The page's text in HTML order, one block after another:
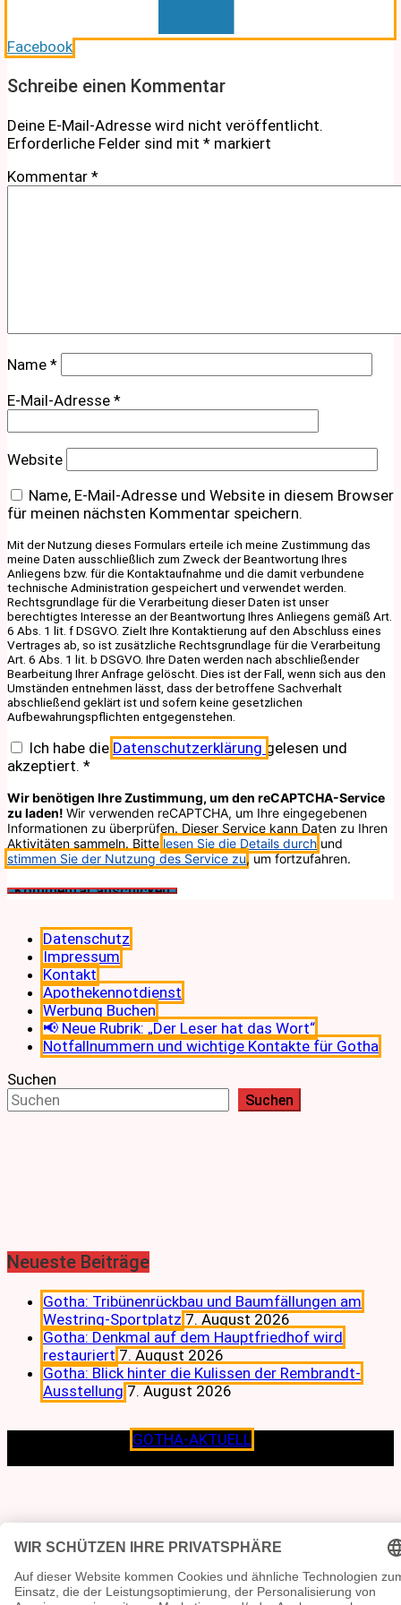
Facebook
Schreibe einen Kommentar
Deine E-Mail-Adresse wird nicht veröffentlicht.
Erforderliche Felder sind mit * markiert
Kommentar *
Name *
E-Mail-Adresse *
Website
Name, E-Mail-Adresse und Website in diesem Browser
für meinen nächsten Kommentar speichern.
Mit der Nutzung dieses Formulars erteile ich meine Zustimmung das
meine Daten ausschließlich zum Zweck der Beantwortung Ihres
Anliegens bzw. für die Kontaktaufnahme und die damit verbundene
technische Administration gespeichert und verwendet werden.
Rechtsgrundlage für die Verarbeitung dieser Daten ist unser
berechtigtes Interesse an der Beantwortung Ihres Anliegens gemäß Art.
6 Abs. 1 lit. f DSGVO. Zielt Ihre Kontaktierung auf den Abschluss eines
Vertrages ab, so ist zusätzliche Rechtsgrundlage für die Verarbeitung
Art. 6 Abs. 1 lit. b DSGVO. Ihre Daten werden nach abschließender
Bearbeitung Ihrer Anfrage gelöscht. Dies ist der Fall, wenn sich aus den
Umständen entnehmen lässt, dass der betroffene Sachverhalt
abschließend geklärt ist und sofern keine gesetzlichen
Aufbewahrungspflichten entgegenstehen.
Ich habe die Datenschutzerklärung gelesen und
akzeptiert. *
Wir benötigen Ihre Zustimmung, um den reCAPTCHA-Service
zu laden! Wir verwenden reCAPTCHA, um Ihre eingegebenen
Informationen zu überprüfen. Dieser Service kann Daten zu Ihren
Aktivitäten sammeln. Bitte lesen Sie die Details durch und
stimmen Sie der Nutzung des Service zu, um fortzufahren.
Datenschutz
Impressum
Kontakt
Apothekennotdienst
Werbung Buchen
📢 Neue Rubrik: „Der Leser hat das Wort“
Notfallnummern und wichtige Kontakte für Gotha
Suchen
Suchen
Neueste Beiträge
Gotha: Tribünenrückbau und Baumfällungen am
Westring-Sportplatz 7. August 2026
Gotha: Denkmal auf dem Hauptfriedhof wird
restauriert 7. August 2026
Gotha: Blick hinter die Kulissen der Rembrandt-
Ausstellung 7. August 2026
GOTHA-AKTUELL